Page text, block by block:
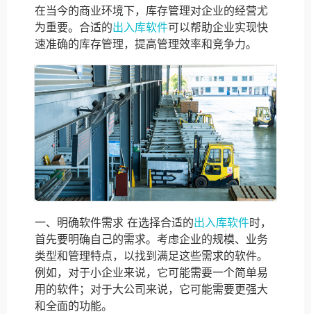
在当今的商业环境下，库存管理对企业的经营尤
为重要。合适的出入库软件可以帮助企业实现快
速准确的库存管理，提高管理效率和竞争力。
一、明确软件需求 在选择合适的出入库软件时，
首先要明确自己的需求。考虑企业的规模、业务
类型和管理特点，以找到满足这些需求的软件。
例如，对于小企业来说，它可能需要一个简单易
用的软件；对于大公司来说，它可能需要更强大
和全面的功能。